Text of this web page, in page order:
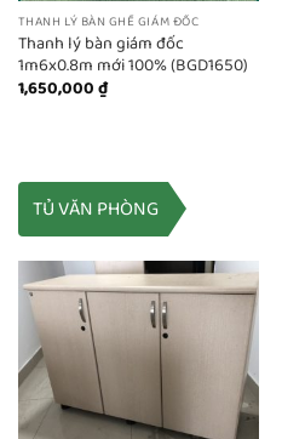
THANH LÝ BÀN GHẾ GIÁM ĐỐC
Thanh lý bàn giám đốc
1m6x0.8m mới 100% (BGD1650)
1,650,000₫
TỦ VĂN PHÒNG